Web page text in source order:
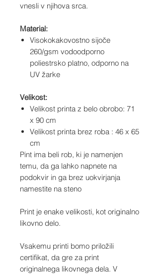
vnesli v njihova srca.
Material:
Visokokakovostno sijoče
260/gsm vodoodporno
poliestrsko platno, odporno na
UV žarke
Velikost:
Velikost printa z belo obrobo: 71
x 90 cm
Velikost printa brez roba : 46 x 65
cm
Pint ima beli rob, ki je namenjen
temu, da ga lahko napnete na
podokvir in ga brez uokvirjanja
namestite na steno
Print je enake velikosti, kot originalno
likovno delo.
Vsakemu printi bomo priložili
certifikat, da gre za print
originalnega likovnega dela. V